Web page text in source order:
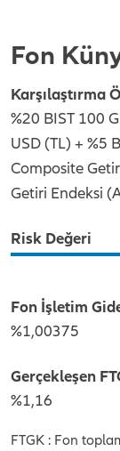
Fon
Karşılaştırma
%20 BIST 100
USD (TL) + %5
Composite
Getiri Endeksi
Risk Değeri
Fon İşletim
%1,00375
Gerçekleşen
%1,16
FTGK : Fon